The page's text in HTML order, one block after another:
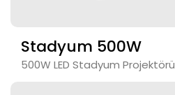
Stadyum 500W
500W LED Stadyum Projektörü